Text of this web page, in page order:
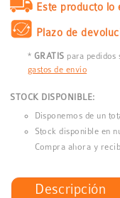
Este producto lo
Plazo de
* GRATIS para pedidos
gastos de envío
STOCK DISPONIBLE:
Disponemos de un
Stock disponible en
Compra ahora y
Descripción